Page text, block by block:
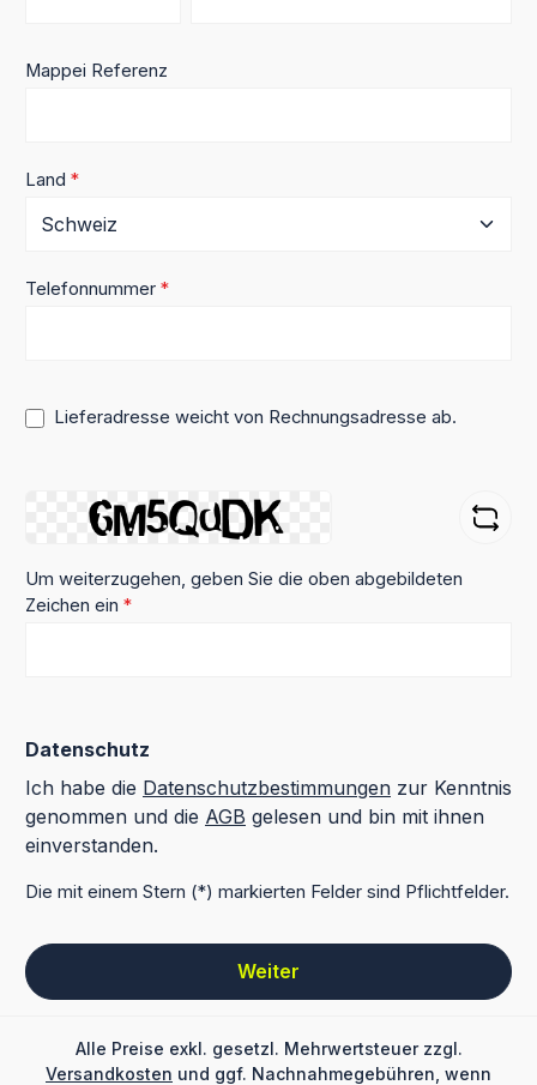
Mappei Referenz
Land *
Telefonnummer *
Lieferadresse weicht von Rechnungsadresse ab.
Um weiterzugehen, geben Sie die oben abgebildeten
Zeichen ein *
Datenschutz
Ich habe die Datenschutzbestimmungen zur Kenntnis
genommen und die AGB gelesen und bin mit ihnen
einverstanden.
Die mit einem Stern (*) markierten Felder sind Pflichtfelder.
Weiter
Alle Preise exkl. gesetzl. Mehrwertsteuer zzgl.
Versandkosten und ggf. Nachnahmegebühren, wenn